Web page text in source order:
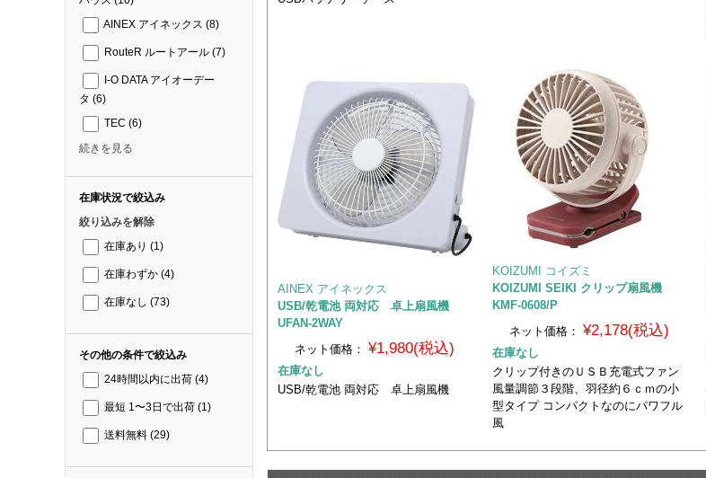
AINEX アイネックス (8)
RouteR ルートアール (7)
I-O DATA アイオーデー
タ (6)
TEC (6)
続きを見る
在庫状況で絞込み
絞り込みを解除
在庫あり (1)
在庫わずか (4)
在庫なし (73)
その他の条件で絞込み
24時間以内に出荷 (4)
最短 1〜3日で出荷 (1)
送料無料 (29)
AINEX アイネックス
USB/乾電池 両対応 卓上扇風機
UFAN-2WAY
ネット価格： ¥1,980(税込)
在庫なし
USB/乾電池 両対応 卓上扇風機
KOIZUMI コイズミ
KOIZUMI SEIKI クリップ扇風機
KMF-0608/P
ネット価格： ¥2,178(税込)
在庫なし
クリップ付きのＵＳＢ充電式ファン
風量調節３段階、羽径約６ｃｍの小
型タイプ コンパクトなのにパワフル
風